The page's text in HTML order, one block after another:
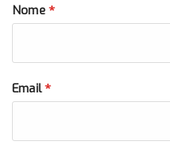
Nome *
Email*